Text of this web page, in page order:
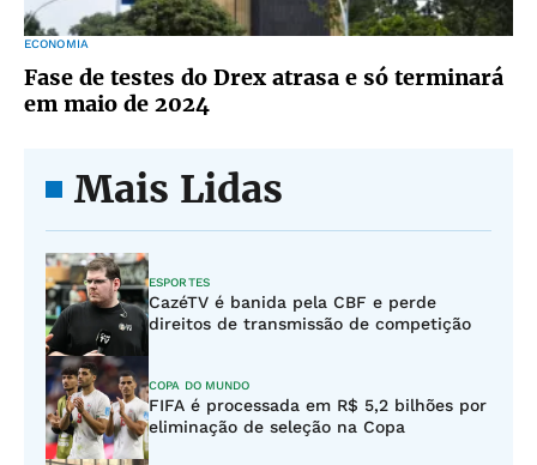
ECONOMIA
Fase de testes do Drex atrasa e só terminará
em maio de 2024
Mais Lidas
ESPORTES
CazéTV é banida pela CBF e perde
direitos de transmissão de competição
COPA DO MUNDO
FIFA é processada em R$ 5,2 bilhões por
eliminação de seleção na Copa